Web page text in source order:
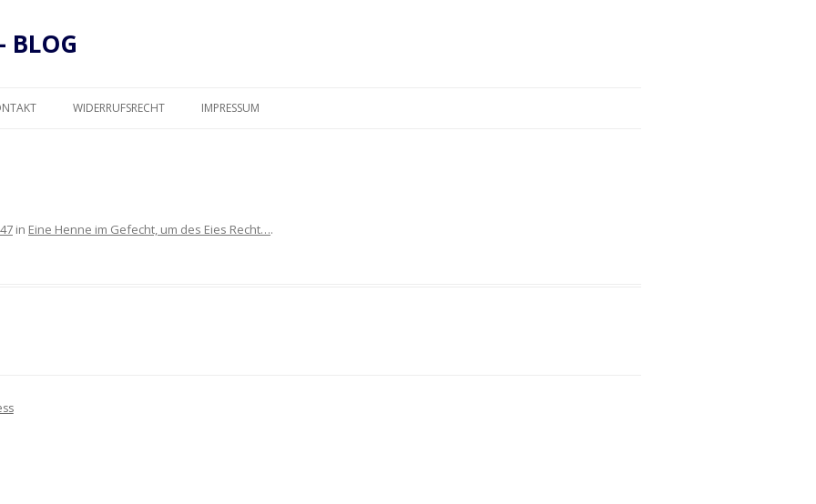
BLOG
Inhalt
WIDERRUFSRECHT IMPRESSUM
in Eine Henne im Gefecht, um des Eies Recht….